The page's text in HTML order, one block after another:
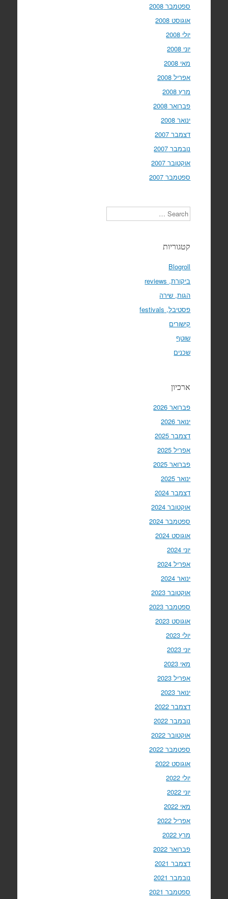
ספטמבר 2008
אוגוסט 2008
יולי 2008
יוני 2008
מאי 2008
אפריל 2008
מרץ 2008
פברואר 2008
ינואר 2008
דצמבר 2007
נובמבר 2007
אוקטובר 2007
ספטמבר 2007
Search
קטגוריות
Blogroll
ביקורת, reviews
הגות, שירה
פסטיבל, festivals
קישורים
שוטף
שכנים
ארכיון
פברואר 2026
ינואר 2026
דצמבר 2025
אפריל 2025
פברואר 2025
ינואר 2025
דצמבר 2024
אוקטובר 2024
ספטמבר 2024
אוגוסט 2024
יוני 2024
אפריל 2024
ינואר 2024
אוקטובר 2023
ספטמבר 2023
אוגוסט 2023
יולי 2023
יוני 2023
מאי 2023
אפריל 2023
ינואר 2023
דצמבר 2022
נובמבר 2022
אוקטובר 2022
ספטמבר 2022
אוגוסט 2022
יולי 2022
יוני 2022
מאי 2022
אפריל 2022
מרץ 2022
פברואר 2022
דצמבר 2021
נובמבר 2021
ספטמבר 2021